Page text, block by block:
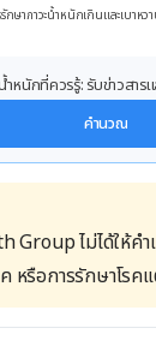
าภาวะน้ำหนักเกินและเบาห
หนักที่ควรรู้: รับข่าวสาร
คำนวณ
Group ไม่ได้ให้ค
หรือการรักษาโรค